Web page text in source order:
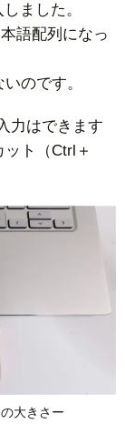
ました。
語配列になっ
のです。
力はできます
ト（Ctrl＋
大きさー